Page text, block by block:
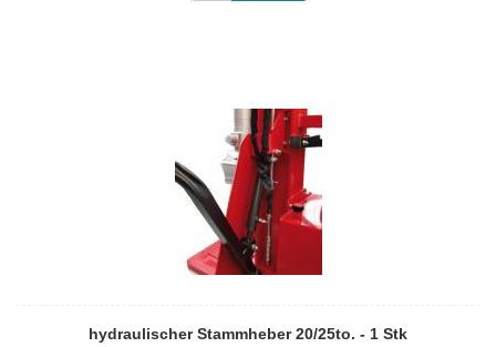
hydraulischer Stammheber 20/25to. - 1 Stk